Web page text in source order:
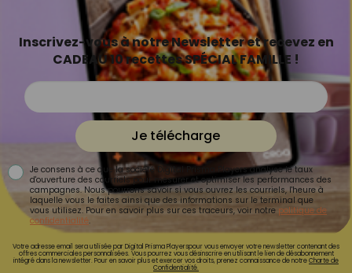
Inscrivez-vous à notre Newsletter et recevez en
CADEAU 10 recettes SPÉCIAL FAMILLE !
Je télécharge
Je consens à ce que la société Digital Prisma Players analyse le taux
d'ouverture des courriels pour mesurer et optimiser les performances des
campagnes. Nous pourrons savoir si vous ouvrez les courriels, l'heure à
laquelle vous le faites ainsi que des informations sur le terminal que
vous utilisez. Pour en savoir plus sur ces traceurs, voir notre politique de
confidentialité.
Votre adresse email sera utilisée par Digital Prisma Playerspour vous envoyer votre newsletter contenant des
offres commerciales personnalisées. Vous pourrez vous désinscrire en utilisant le lien de désabonnement
intégré dans la newsletter. Pour en savoir plus et exercer vos droits, prenez connaissance de notreCharte de
Confidentialité.